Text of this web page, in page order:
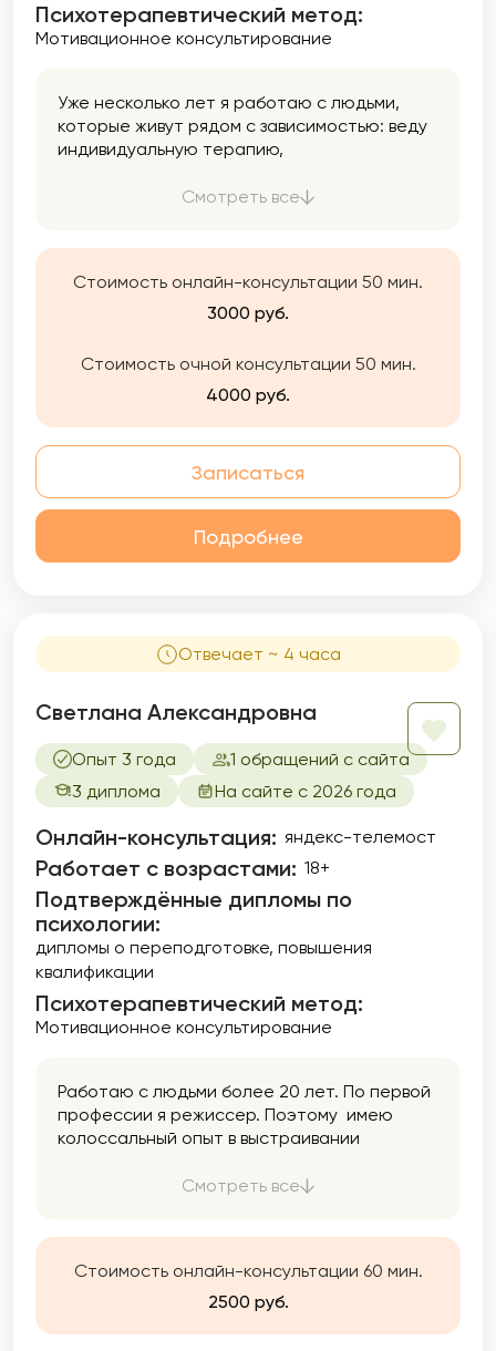
Психотерапевтический метод:
Мотивационное консультирование
Уже несколько лет я работаю с людьми,
которые живут рядом с зависимостью: веду
индивидуальную терапию,
сотрудничаю с центрами реабилитации
Смотреть все
Стоимость онлайн-консультации 50 мин.
3000 руб.
Стоимость очной консультации 50 мин.
4000 руб.
Записаться
Подробнее
Отвечает ~ 4 часа
Светлана Александровна
Опыт 3 года
1 обращений с сайта
3 диплома
На сайте с 2026 года
Онлайн-консультация: яндекс-телемост
Работает с возрастами: 18+
Подтверждённые дипломы по
психологии:
дипломы о переподготовке повышения
квалификации
Психотерапевтический метод:
Мотивационное консультирование
Работаю с людьми более 20 лет. По первой
профессии я режиссер. Поэтому имею
колоссальный опыт в выстраивании
проблемы, понимании мотивации и
Смотреть все
Стоимость онлайн-консультации 60 мин.
2500 руб.